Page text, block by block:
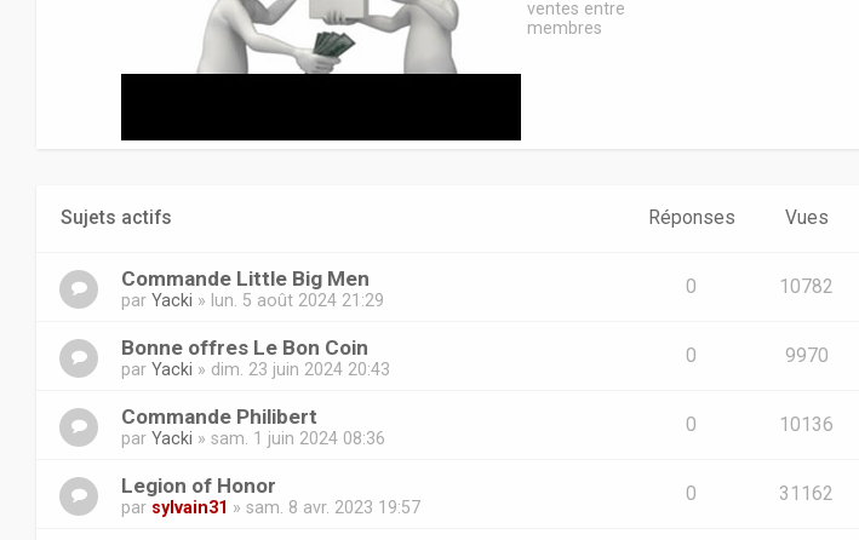
ventes entre
membres
Sujets actifs Réponses Vues
Commande Little Big Men
par Yacki » lun. 5 août 2024 21:29
0 10782
Bonne offres Le Bon Coin
par Yacki » dim. 23 juin 2024 20:43
0 9970
Commande Philibert
par Yacki » sam. 1 juin 2024 08:36
0 10136
Legion of Honor
par sylvain31 » sam. 8 avr. 2023 19:57
0 31162